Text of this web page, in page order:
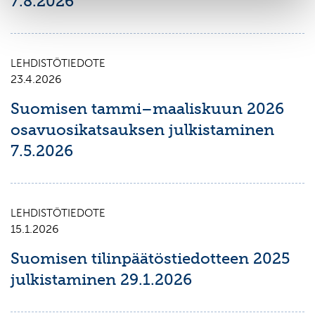
LEHDISTÖTIEDOTE
23.4.2026
Suomisen tammi–maaliskuun 2026
osavuosikatsauksen julkistaminen
7.5.2026
LEHDISTÖTIEDOTE
15.1.2026
Suomisen tilinpäätöstiedotteen 2025
julkistaminen 29.1.2026